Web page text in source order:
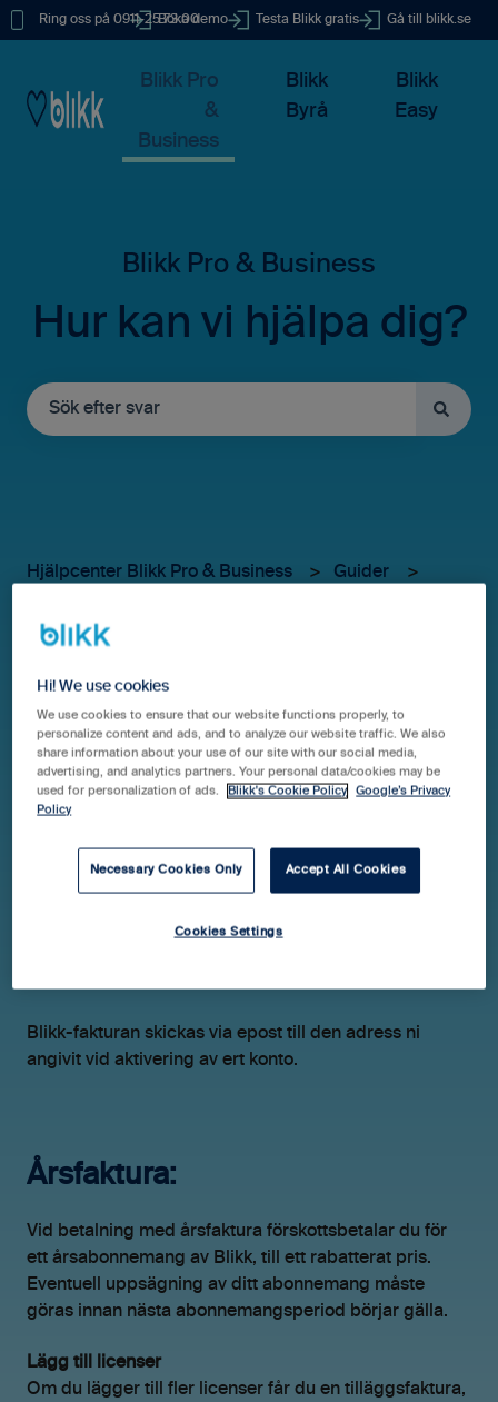
Ring oss på 0911-25 73 00
Boka demo Testa Blikk gratis Gå till blikk.se
Blikk Pro
&
Business
Blikk
Byrå
Blikk
Easy
Hur kan vi hjälpa dig?
Hjälpcenter Blikk Pro & Business Guider
Konto & Betalning
Vad gäller vid årsfaktura
respektive månadsfaktura
(borttag och tillägg av
licenser)
mellan årsvis och månadsvis fakturering. Nedan kan
Blikk-fakturan skickas via epost till den adress ni
angivit vid aktivering av ert konto.
Årsfaktura:
Vid betalning med årsfaktura förskottsbetalar du för
ett årsabonnemang av Blikk, till ett rabatterat pris.
Eventuell uppsägning av ditt abonnemang måste
göras innan nästa abonnemangsperiod börjar gälla.
Lägg till licenser
Om du lägger till fler licenser får du en tilläggsfaktura,
Hi! We use cookies
We use cookies to ensure that our website functions properly, to
personalize content and ads, and to analyze our website traffic. We also
share information about your use of our site with our social media,
advertising, and analytics partners. Your personal data/cookies may be
used for personalization of ads.
Blikk's Cookie Policy
Google’s Privacy
Policy
Necessary Cookies Only Accept All Cookies
Cookies Settings